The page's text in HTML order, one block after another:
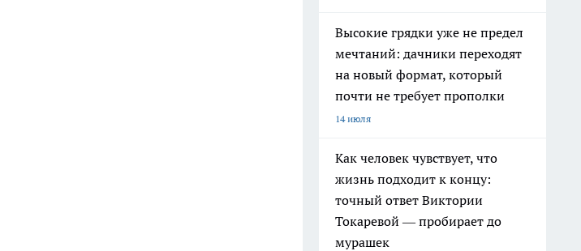
Высокие грядки уже не предел
мечтаний: дачники переходят
на новый формат, который
почти не требует прополки
14 июля
Как человек чувствует, что
жизнь подходит к концу:
точный ответ Виктории
Токаревой — пробирает до
мурашек